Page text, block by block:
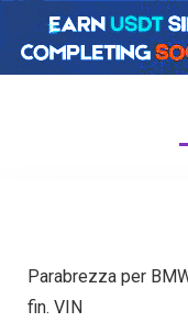
Parabrezza per
fin. VIN